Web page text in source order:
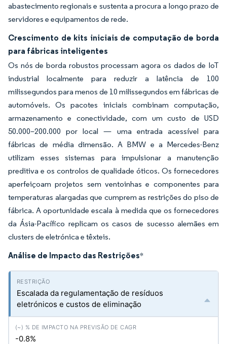
abastecimento regionais e sustenta a procura a longo prazo de
servidores e equipamentos de rede.
Crescimento de kits iniciais de computação de borda
para fábricas inteligentes
Os nós de borda robustos processam agora os dados de IoT
industrial localmente para reduzir a latência de 100
milissegundos para menos de 10 milissegundos em fábricas de
automóveis. Os pacotes iniciais combinam computação,
armazenamento e conectividade, com um custo de USD
50.000–200.000 por local — uma entrada acessível para
fábricas de média dimensão. A BMW e a Mercedes-Benz
utilizam esses sistemas para impulsionar a manutenção
preditiva e os controlos de qualidade óticos. Os fornecedores
aperfeiçoam projetos sem ventoinhas e componentes para
temperaturas alargadas que cumprem as restrições do piso de
fábrica. A oportunidade escala à medida que os fornecedores
da Ásia-Pacífico replicam os casos de sucesso alemães em
clusters de eletrónica e têxteis.
Análise de Impacto das Restrições*
Escalada da regulamentação de resíduos
eletrónicos e custos de eliminação
-0.8%